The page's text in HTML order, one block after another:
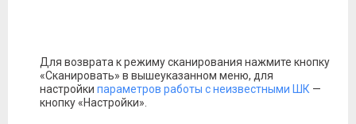
Для возврата к режиму сканирования нажмите кнопку
«Сканировать» в вышеуказанном меню, для
настройки параметров работы с неизвестными ШК —
кнопку «Настройки».